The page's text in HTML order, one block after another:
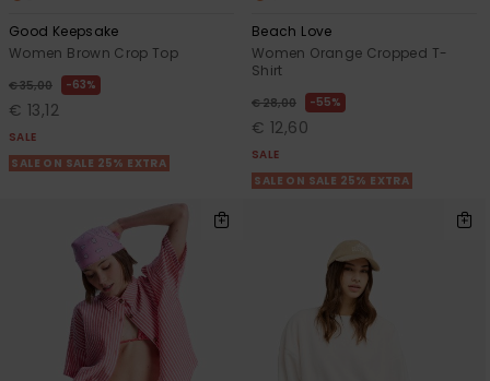
Good Keepsake
Women Brown Crop Top
€ 35,00 63%
€ 13,12
SALE
SALE ON SALE 25% EXTRA
Beach Love
Women Orange Cropped T-
Shirt
€ 28,00 55%
€ 12,60
SALE
SALE ON SALE 25% EXTRA